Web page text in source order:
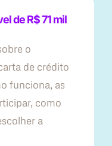
de R$ 71 mil
o
de crédito
funciona, as
como
a